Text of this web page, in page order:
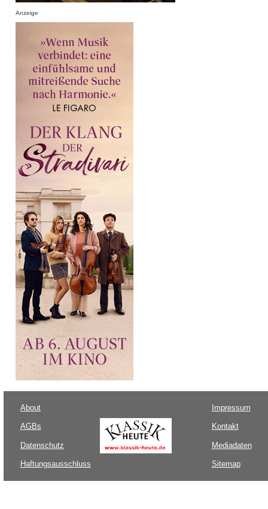
Anzeige
About
AGBs
Datenschutz
Haftungsausschluss
Impressum
Kontakt
Mediadaten
Sitemap